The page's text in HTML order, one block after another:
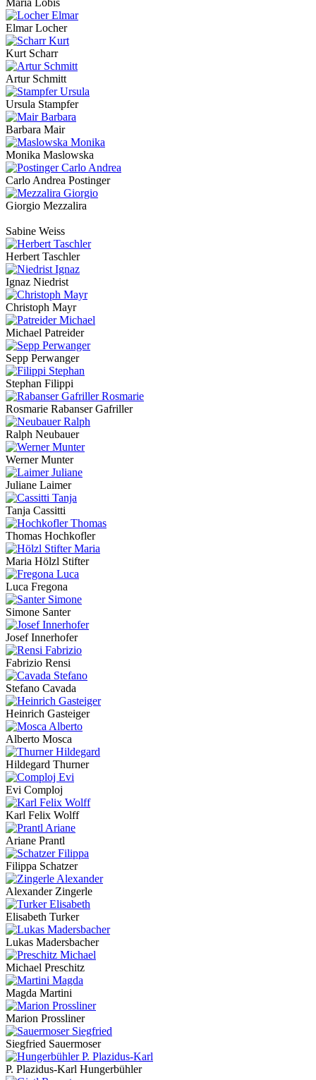
Elmar Locher
Kurt Scharr
Artur Schmitt
Ursula Stampfer
Barbara Mair
Monika Maslowska
Carlo Andrea Postinger
Giorgio Mezzalira
Sabine Weiss
Herbert Taschler
Ignaz Niedrist
Christoph Mayr
Michael Patreider
Sepp Perwanger
Stephan Filippi
Rosmarie Rabanser Gafriller
Ralph Neubauer
Werner Munter
Juliane Laimer
Tanja Cassitti
Thomas Hochkofler
Maria Hölzl Stifter
Luca Fregona
Simone Santer
Josef Innerhofer
Fabrizio Rensi
Stefano Cavada
Heinrich Gasteiger
Alberto Mosca
Hildegard Thurner
Evi Comploj
Karl Felix Wolff
Ariane Prantl
Filippa Schatzer
Alexander Zingerle
Elisabeth Turker
Lukas Madersbacher
Michael Preschitz
Magda Martini
Marion Prossliner
Siegfried Sauermoser
P. Plazidus-Karl Hungerbühler